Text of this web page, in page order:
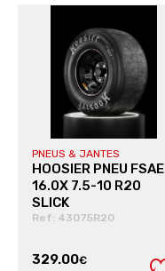
PNEUS & JANTES
HOOSIER PNEU FSAE
16.0X 7.5-10 R20
SLICK
Ref: 43075R20
329.00€